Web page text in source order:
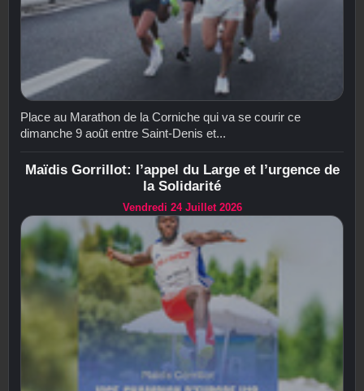
Place au Marathon de la Corniche qui va se courir ce
dimanche 9 août entre Saint-Denis et...
Maïdis Gorrillot: l’appel du Large et l’urgence de
la Solidarité
Vendredi 24 Juillet 2026